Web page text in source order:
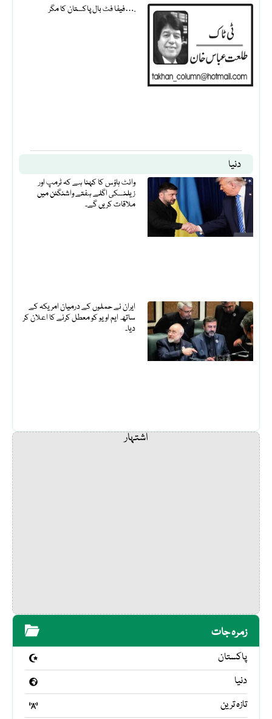
فیفا فٹ بال پاکستان کا مگر….
دنیا
وائٹ ہاؤس کا کہنا ہے کہ ٹرمپ اور
زیلنسکی اگلے ہفتے واشنگٹن میں
ملاقات کریں گے۔
ایران نے حملوں کے درمیان امریکہ کے
ساتھ ایم او یو کو معطل کرنے کا اعلان کر
دیا۔
اشتہار
زمرہ جات
پاکستان
دنیا
تازہ ترین